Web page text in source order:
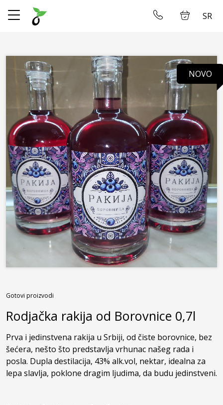
✕
Prodavnica
O Nama
Dostava
Restoran
Galerija
Smeštaj
Kontakt
SR
NOVO
Gotovi proizvodi
Rodjačka rakija od Borovnice 0,7l
Prva i jedinstvena rakija u Srbiji, od čiste borovnice, bez
šećera, nešto što predstavlja vrhunac našeg rada i
posla. Dupla destilacija, 43% alk.vol, nektar, idealna za
lepa slavlja, poklone dragim ljudima, da budu jedinstveni.